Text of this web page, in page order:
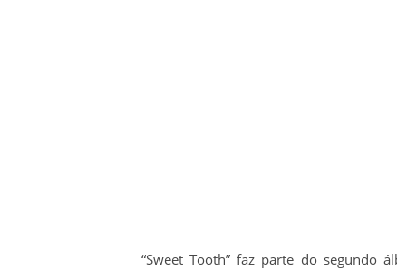
“Sweet Tooth” faz parte do segundo